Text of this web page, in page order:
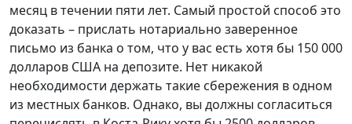
месяц в течении пяти лет. Самый простой способ это
доказать – прислать нотариально заверенное
письмо из банка о том, что у вас есть хотя бы 150 000
долларов США на депозите. Нет никакой
необходимости держать такие сбережения в одном
из местных банков. Однако, вы должны согласиться